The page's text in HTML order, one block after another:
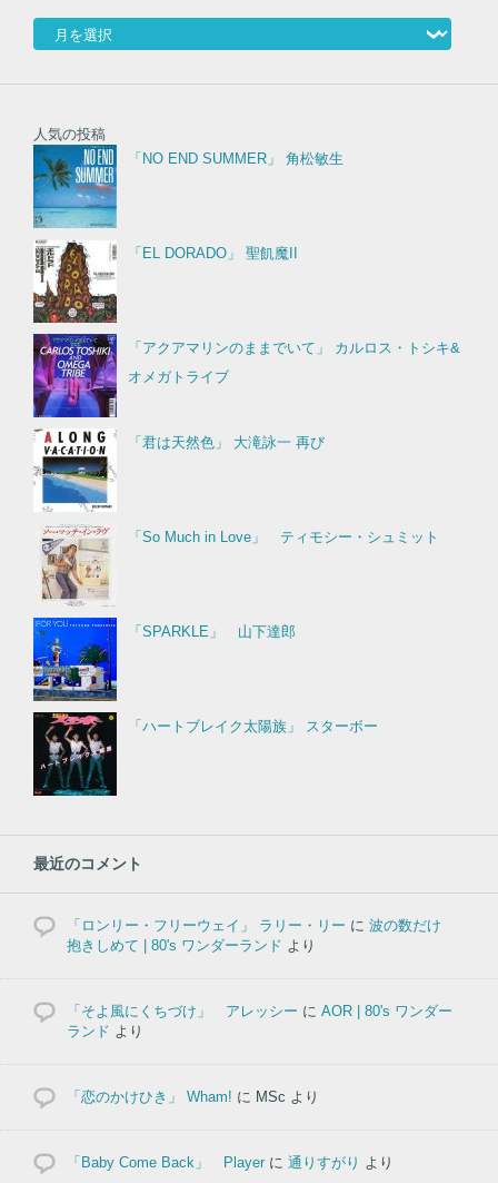
人気の投稿
「NO END SUMMER」 角松敏生
「EL DORADO」 聖飢魔II
「アクアマリンのままでいて」 カルロス・トシキ&
オメガトライブ
「君は天然色」 大滝詠一 再び
「So Much in Love」 ティモシー・シュミット
「SPARKLE」 山下達郎
「ハートブレイク太陽族」 スターボー
最近のコメント
「ロンリー・フリーウェイ」 ラリー・リー に 波の数だけ
抱きしめて | 80's ワンダーランド より
「そよ風にくちづけ」 アレッシー に AOR | 80's ワンダー
ランド より
「恋のかけひき」 Wham! に MSc より
「Baby Come Back」 Player に 通りすがり より